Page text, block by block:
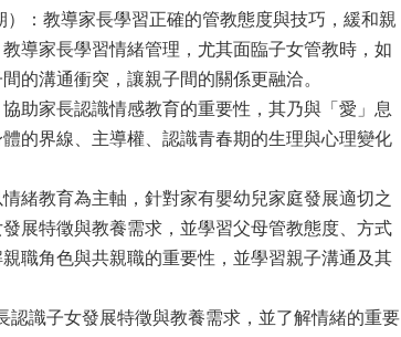
：教導家長學習正確的管教態度與技巧，緩和親
導家長學習情緒管理，尤其面臨子女管教時，如
的溝通衝突，讓親子間的關係更融洽。
助家長認識情感教育的重要性，其乃與「愛」息
的界線、主導權、認識青春期的生理與心理變化
緒教育為主軸，針對家有嬰幼兒家庭發展適切之
展特徵與教養需求，並學習父母管教態度、方式
職角色與共親職的重要性，並學習親子溝通及其
認識子女發展特徵與教養需求，並了解情緒的重要